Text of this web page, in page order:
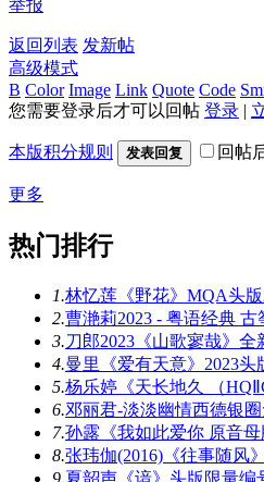
举报
返回列表 发新帖
高级模式
B Color Image Link Quote Code
您需要登录后才可以回帖 登录 |
本版积分规则 发表回复 回帖
更多
热门排行
1.林忆莲《野花》MQA头
2.曹滟莉2023 - 粤语经典
3.刀郎2023《山歌寥哉》全
4.曼里《爱有天意》2023
5.杨乐婷《天长地久 （
6.邓丽君-淡淡幽情西德银
7.孙露《我如此爱你 原音
8.张玮伽(2016)《往事随风
9.夏韶声《谙》头版限量编